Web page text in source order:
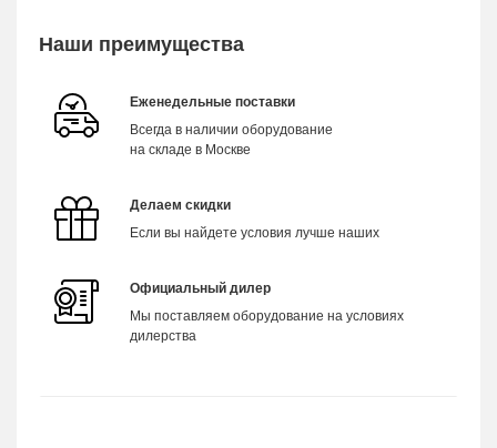
Наши преимущества
Еженедельные поставки
Всегда в наличии оборудование
на складе в Москве
Делаем скидки
Если вы найдете условия лучше наших
Официальный дилер
Мы поставляем оборудование на условиях
дилерства